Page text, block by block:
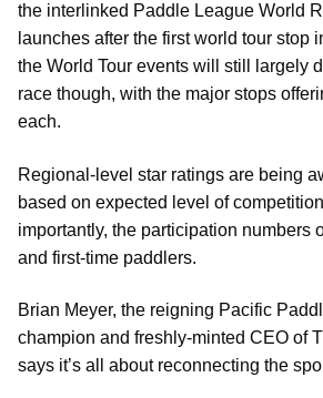
the interlinked Paddle League World
launches after the first world tour stop
the World Tour events will still largely
race though, with the major stops
each.
Regional-level star ratings are being
based on expected level of
importantly, the participation numbers
and first-time paddlers.
Brian Meyer, the reigning Pacific
champion and freshly-minted CEO of
says it’s all about reconnecting the